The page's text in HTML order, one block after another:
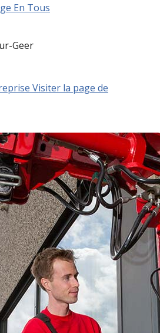
En Tous
Geer
Visiter la page de